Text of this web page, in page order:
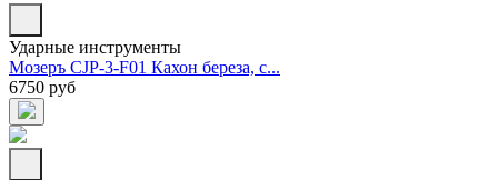
Ударные инструменты
Мозеръ CJP-3-F01 Кахон береза, с...
6750 руб